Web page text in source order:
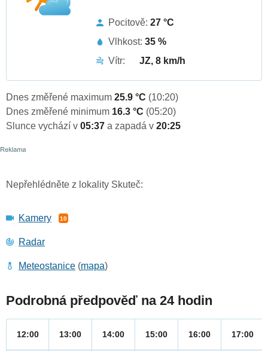
Pocitově: 27 °C
Vlhkost: 35 %
Vítr:
JZ, 8 km/h
Dnes změřené maximum 25.9 °C (10:20)
Dnes změřené minimum 16.3 °C (05:20)
Slunce vychází v 05:37 a zapadá v 20:25
Nepřehlédněte z lokality Skuteč:
Kamery 10
Radar
Meteostanice (mapa)
Podrobná předpověď na 24 hodin
12:00 13:00 14:00 15:00 16:00 17:00